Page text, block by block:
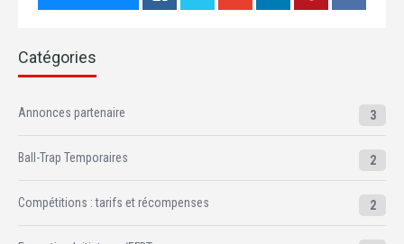
Catégories
Annonces partenaire 3
Ball-Trap Temporaires 2
Compétitions : tarifs et récompenses 2